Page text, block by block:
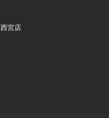
西宮店